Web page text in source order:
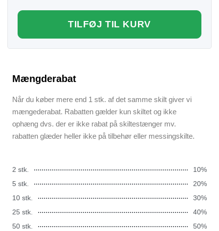
TILFØJ TIL KURV
Mængderabat
Når du køber mere end 1 stk. af det samme skilt giver vi
mængederabat. Rabatten gælder kun skiltet og ikke
ophæng dvs. der er ikke rabat på skiltestænger mv.
rabatten glæder heller ikke på tilbehør eller messingskilte.
2 stk.
10%
5 stk.
20%
10 stk.
30%
25 stk.
40%
50 stk.
50%